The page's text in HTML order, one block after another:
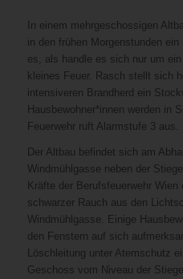
In einem mehrgeschossigen
in den frühen Morgenstunden
es, als handle es sich nur um ein
kleines Feuer. Rasch stellt sich
intensiveren Brandherd ein
Hausbewohner*innen werden in
Feuerwehr ruft Alarmstufe 3 aus.
Der Altbau befindet sich am
Windmühlgasse neben der
Kräfte der Berufsfeuerwehr Wien
schwarzer Rauch aus den
Windmühlgasse. Einige
den Fenstern auf sich
Löschleitung unter Atemschutz
Geschoss vom Niveau der